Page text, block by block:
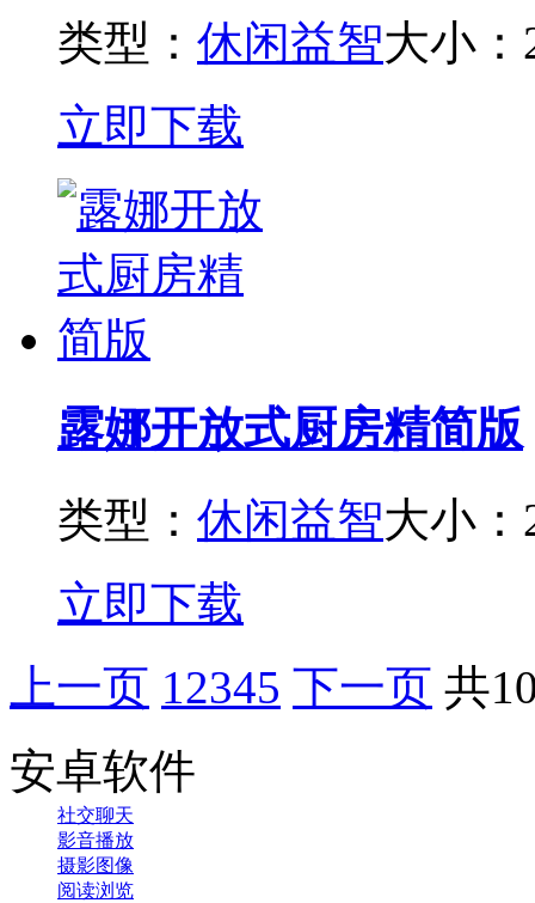
类型： 休闲益智大小：
立即下载
露娜开放式厨房精简版
类型： 休闲益智大小：
立即下载
上一页 12345 下一页 共
安卓软件
社交聊天
影音播放
摄影图像
阅读浏览